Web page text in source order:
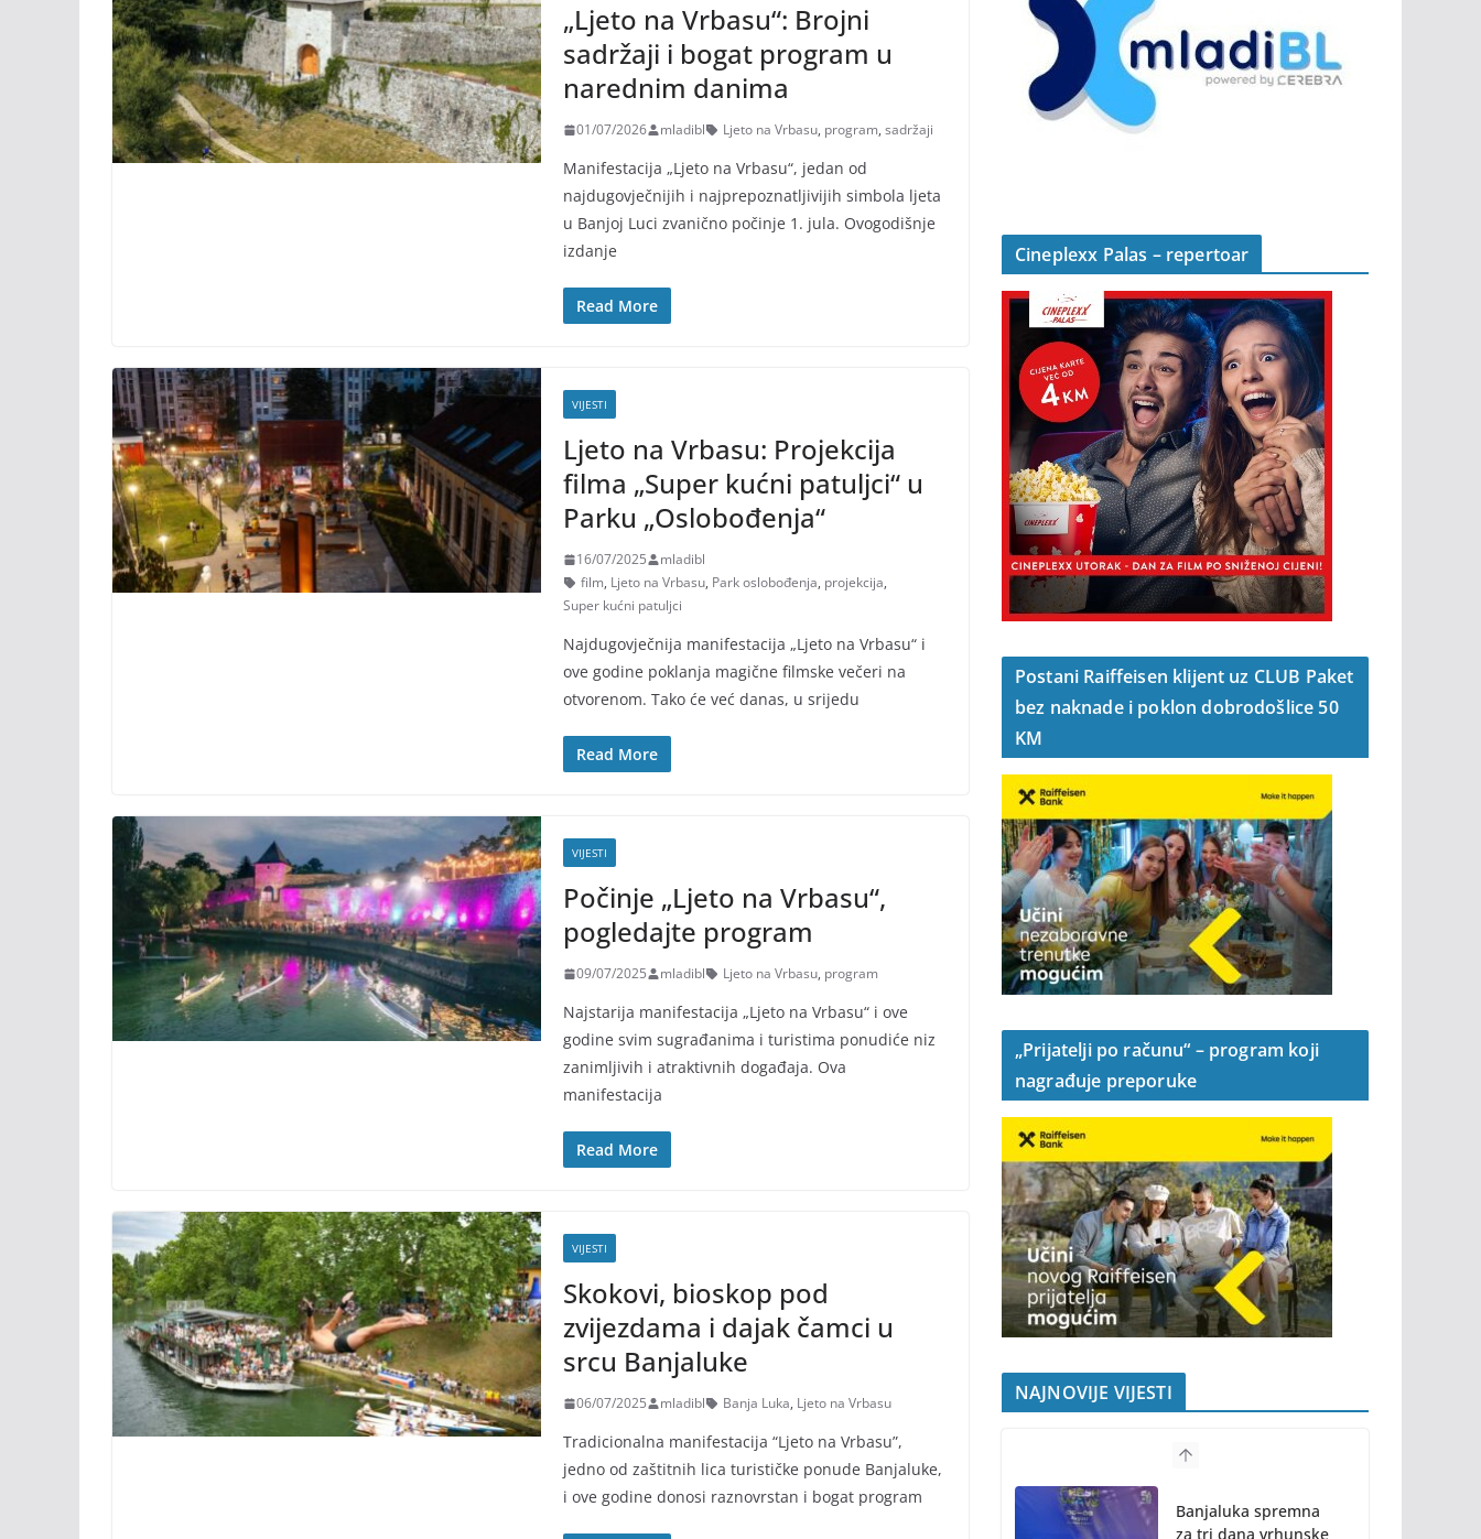
„Ljeto na Vrbasu“: Brojni
sadržaji i bogat program u
narednim danima
01/07/2026 mladibl Ljeto na Vrbasu, program, sadržaji
Manifestacija „Ljeto na Vrbasu“, jedan od
najdugovječnijih i najprepoznatljivijih simbola ljeta
u Banjoj Luci zvanično počinje 1. jula. Ovogodišnje
izdanje
Read More
VIJESTI
Ljeto na Vrbasu: Projekcija
filma „Super kućni patuljci“ u
Parku „Oslobođenja“
16/07/2025
mladibl
film, Ljeto na Vrbasu, Park oslobođenja, projekcija,
Super kućni patuljci
Najdugovječnija manifestacija „Ljeto na Vrbasu“ i
ove godine poklanja magične filmske večeri na
otvorenom. Tako će već danas, u srijedu
Read More
VIJESTI
Počinje „Ljeto na Vrbasu“,
pogledajte program
09/07/2025 mladibl Ljeto na Vrbasu, program
Najstarija manifestacija „Ljeto na Vrbasu“ i ove
godine svim sugrađanima i turistima ponudiće niz
zanimljivih i atraktivnih događaja. Ova
manifestacija
Read More
VIJESTI
Skokovi, bioskop pod
zvijezdama i dajak čamci u
srcu Banjaluke
06/07/2025 mladibl Banja Luka, Ljeto na Vrbasu
Tradicionalna manifestacija “Ljeto na Vrbasu”,
jedno od zaštitnih lica turističke ponude Banjaluke,
i ove godine donosi raznovrstan i bogat program
Cineplexx Palas – repertoar
Postani Raiffeisen klijent uz CLUB Paket
bez naknade i poklon dobrodošlice 50
KM
„Prijatelji po računu“ – program koji
nagrađuje preporuke
NAJNOVIJE VIJESTI
Banjaluka spremna
za tri dana vrhunske